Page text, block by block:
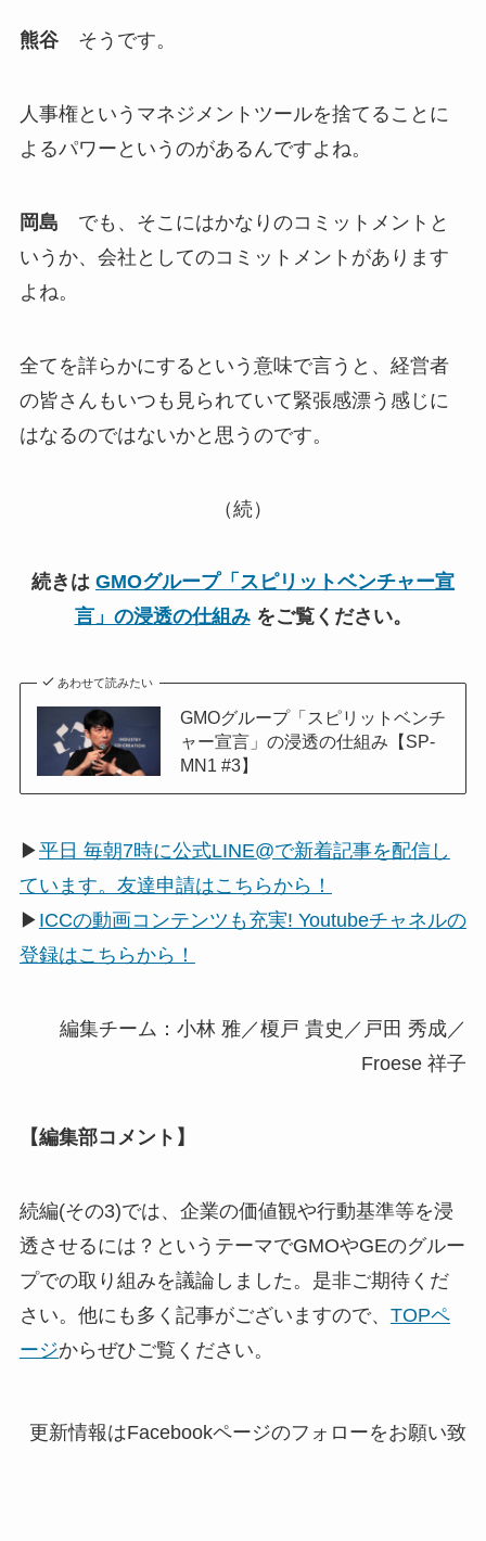
熊谷そうです。
人事権というマネジメントツールを捨てることに
よるパワーというのがあるんですよね。
岡島 でも、そこにはかなりのコミットメントと
いうか、会社としてのコミットメントがあります
よね。
全てを詳らかにするという意味で言うと、経営者
の皆さんもいつも見られていて緊張感漂う感じに
はなるのではないかと思うのです。
（続）
続きは GMOグループ「スピリットベンチャー宣
言」の浸透の仕組みをご覧ください。
あわせて読みたい
GMOグループ「スピリットベンチ
ャー宣言」の浸透の仕組み【SP-
MN1 #3】
▶平日 毎朝7時に公式LINE@で新着記事を配信し
ています。友達申請はこちらから！
▶ ICCの動画コンテンツも充実! Youtubeチャネルの
登録はこちらから！
編集チーム：小林 雅／榎戸 貴史／戸田 秀成／
Froese 祥子
【編集部コメント】
続編(その3)では、企業の価値観や行動基準等を浸
透させるには？というテーマでGMOやGEのグルー
プでの取り組みを議論しました。是非ご期待くだ
さい。他にも多く記事がございますので、 TOPペ
ージからぜひご覧ください。
更新情報はFacebookページのフォローをお願い致